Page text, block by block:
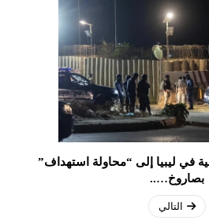
في ليبيا إلى “محاولة استهداف”
بصاروخ…..
التالي